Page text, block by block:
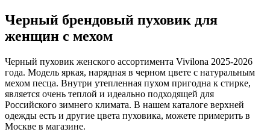
Черный брендовый пуховик для
женщин с мехом
Черный пуховик женского ассортимента Vivilona 2025-2026
года. Модель яркая, нарядная в черном цвете с натуральным
мехом песца. Внутри утепленная пухом пригодна к стирке,
является очень теплой и идеально подходящей для
Российского зимнего климата. В нашем каталоге верхней
одежды есть и другие цвета пуховика, можете примерить в
Москве в магазине.